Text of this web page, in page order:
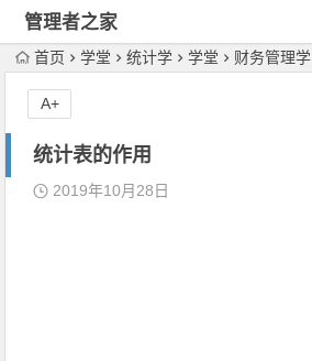
管理者之家
首页 学堂 统计学 学堂 财务管理学
统计表的作用
2019年10月28日
A+